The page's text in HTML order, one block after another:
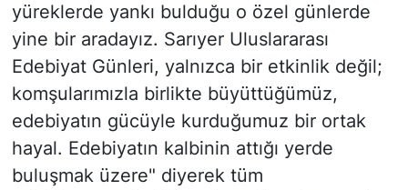
yüreklerde yankı bulduğu o özel günlerde
yine bir aradayız. Sarıyer Uluslararası
Edebiyat Günleri, yalnızca bir etkinlik değil;
komşularımızla birlikte büyüttüğümüz,
edebiyatın gücüyle kurduğumuz bir ortak
hayal. Edebiyatın kalbinin attığı yerde
buluşmak üzere" diyerek tüm